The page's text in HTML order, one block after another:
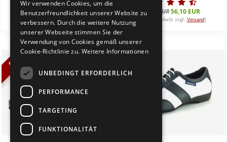
Brautschuhe
Sneaker
Untergrößen 33-35
Übergrößen 43-44
Flexerinas
Merlet
Nueva Epoca
Portdance
RayRose
Rummos
Rumpf
77,00 EUR 69,30 EUR
[inkl. 19% MwSt zzgl. Versand
66,00 EUR 56,10 EUR
[inkl. 19% MwSt zzgl. Versand]
%
Wir verwenden Cookies, um die
Benutzerfreundlichkeit unserer Website zu
verbessern. Durch die weitere Nutzung
unserer Webseite stimmen Sie der
Verwendung von Cookies gemäß unserer
Cookie-Richtlinie zu. Weitere Informationen
UNBEDINGT ERFORDERLICH
PERFORMANCE
TARGETING
FUNKTIONALITÄT